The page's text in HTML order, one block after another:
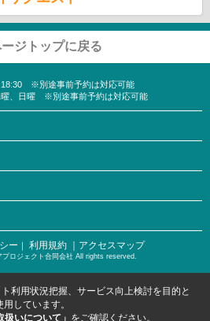
ジトップに戻る
18:30 ※別途事前予約は対応可能
曜、日曜 ※別途事前予約は対応可能
ー ｜ 利用規約 ｜アクセスマップ
ロジェクト合同会社 All rights reserved.
利用状況把握、サービス向上検討を目的と
しています。
扱いについて」 をご確認ください。